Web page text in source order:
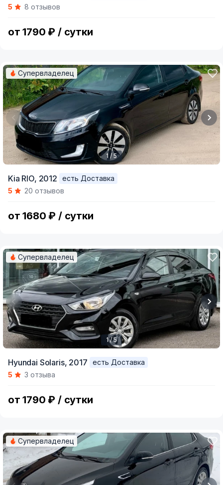
of5
8 отзывов
от 1790 ₽ / сутки
of
Супервладелец
1 / 5
Kia RIO, 2012
есть Доставка
5
20 отзывов
от 1680 ₽ / сутки
of
Супервладелец
1 / 5
Hyundai Solaris, 2017
есть Доставка
5
3 отзыва
от 1790 ₽ / сутки
Супервладелец